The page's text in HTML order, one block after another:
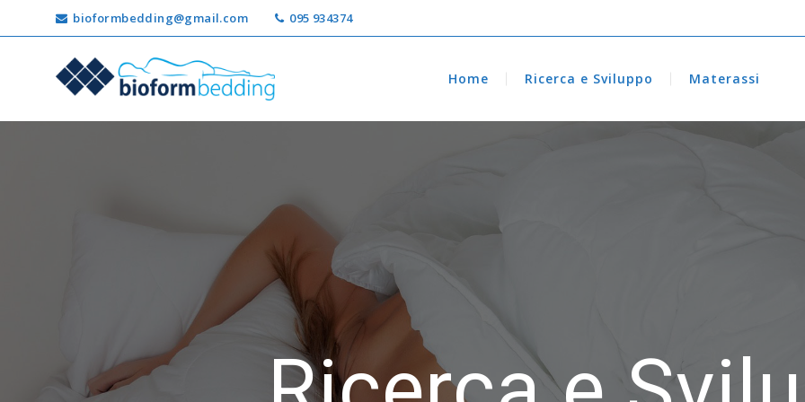
bioformbedding@gmail.com 095 934374
Home Ricerca e Sviluppo Materassi
Ricerca